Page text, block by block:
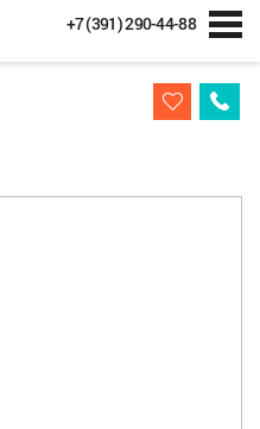
+7 (391) 290-44-88